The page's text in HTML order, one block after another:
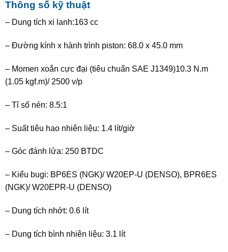
Thông số kỹ thuật
– Dung tích xi lanh:163 cc
– Đường kính x hành trình piston: 68.0 x 45.0 mm
– Momen xoắn cực đại (tiêu chuẩn SAE J1349)10.3 N.m
(1.05 kgf.m)/ 2500 v/p
– Tỉ số nén: 8.5:1
– Suất tiêu hao nhiên liệu: 1.4 lít/giờ
– Góc đánh lửa: 250 BTDC
– Kiểu bugi: BP6ES (NGK)/ W20EP-U (DENSO), BPR6ES
(NGK)/ W20EPR-U (DENSO)
– Dung tích nhớt: 0.6 lít
– Dung tích bình nhiên liệu: 3.1 lít